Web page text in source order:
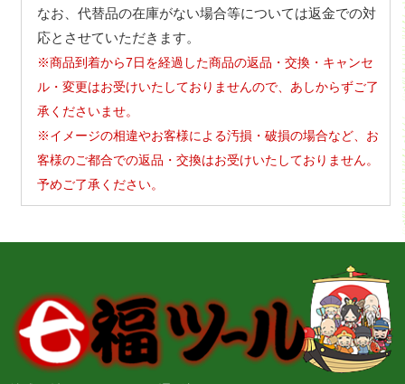
なお、代替品の在庫がない場合等については返金での対
応とさせていただきます。
※商品到着から7日を経過した商品の返品・交換・キャンセ
ル・変更はお受けいたしておりませんので、あしからずご了
承くださいませ。
※イメージの相違やお客様による汚損・破損の場合など、お
客様のご都合での返品・交換はお受けいたしておりません。
予めご了承ください。